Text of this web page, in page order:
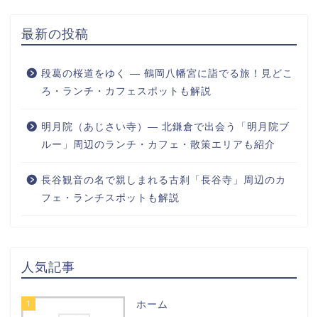
最新の投稿
段葛の桜道をゆく ― 鶴岡八幡宮に詣でる旅！見どこ
ろ・ランチ・カフェスポットも解説
明月院（あじさい寺）― 北鎌倉で出会う「明月院ブ
ルー」周辺のランチ・カフェ・散策エリアも紹介
長谷観音の名で親しまれる古刹「長谷寺」周辺のカ
フェ・ランチスポットも解説
人気記事
1 ホーム